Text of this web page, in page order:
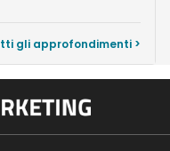
gli approfondimenti >